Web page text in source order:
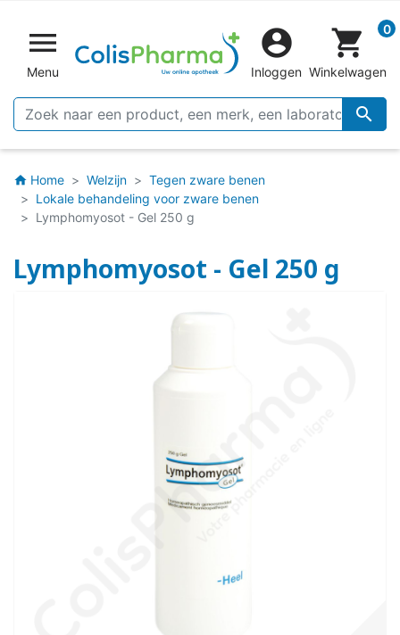

Menu


Inloggen
shopping_cart 0
Winkelwagen
home Home Welzijn
Tegen zware benen
Lokale behandeling voor zware benen
Lymphomyosot - Gel 250 g
Lymphomyosot - Gel 250 g